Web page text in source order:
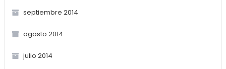
septiembre 2014
agosto 2014
julio 2014